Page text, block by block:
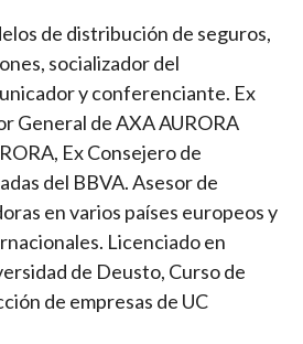
de distribución de seguros,
socializador del
y conferenciante. Ex
General de AXA AURORA
Ex Consejero de
del BBVA. Asesor de
en varios países europeos y
Licenciado en
de Deusto, Curso de
de empresas de UC